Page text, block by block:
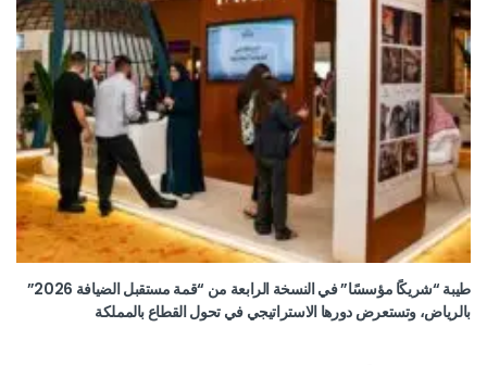
طيبة “شريكًا مؤسسًا” في النسخة الرابعة من “قمة مستقبل الضيافة 2026”
بالرياض، وتستعرض دورها الاستراتيجي في تحول القطاع بالمملكة